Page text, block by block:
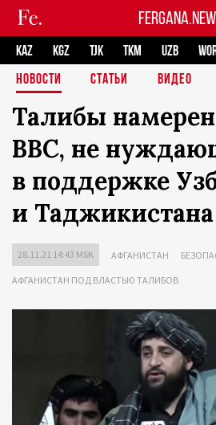
KAZ KGZ TJK TKM UZB
НОВОСТИ
СТАТЬИ ВИДЕО
Талибы
ВВС, не
в поддержке
и Таджикистана
28.11.21 14:43 MSK АФГАНИСТАН
АФГАНИСТАН ПОД ВЛАСТЬЮ ТАЛИБОВ